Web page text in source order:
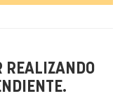
REALIZANDO